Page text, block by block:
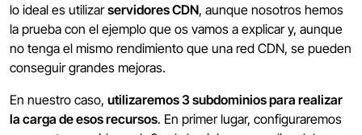
lo ideal es utilizarservidores CDN, aunque nosotros hemos
la prueba con el ejemplo que os vamos a explicar y, aunque
no tenga el mismo rendimiento que una red CDN, se pueden
conseguir grandes mejoras.
En nuestro caso, utilizaremos 3 subdominios para realizar
la carga de esos recursos. En primer lugar, configuraremos